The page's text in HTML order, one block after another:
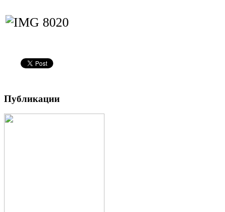
Публикации